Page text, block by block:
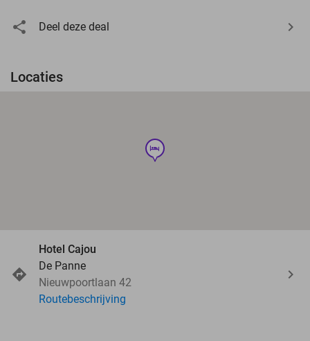
Deel deze deal
Locaties
hotel
Hotel Cajou
De Panne
Nieuwpoortlaan 42
Routebeschrijving